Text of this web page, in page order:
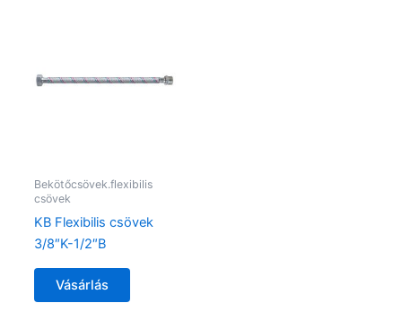
Bekötőcsövek.flexibilis
csövek
KB Flexibilis csövek
3/8″K-1/2″B
Vásárlás